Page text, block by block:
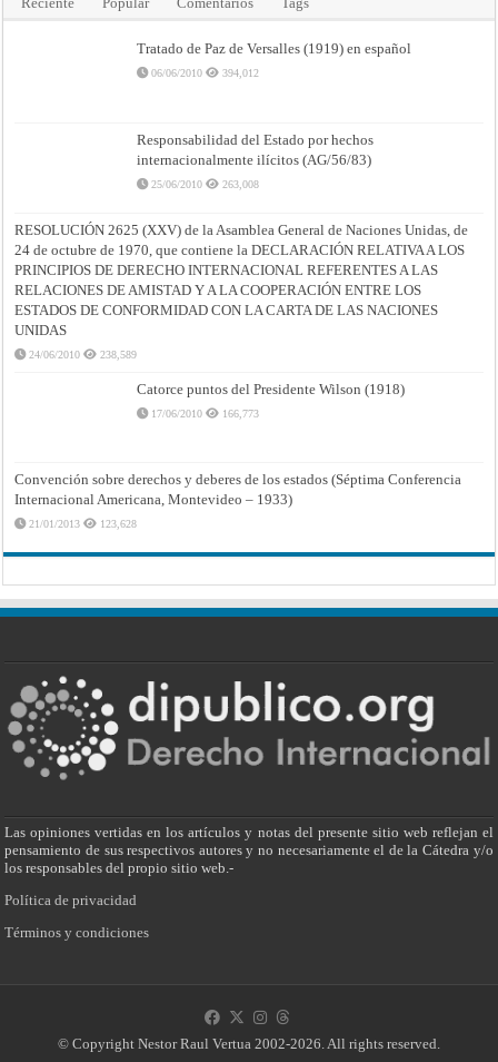
Tratado de Paz de Versalles (1919) en español
06/06/2010 394,012
Responsabilidad del Estado por hechos
internacionalmente ilícitos (AG/56/83)
25/06/2010 263,008
RESOLUCIÓN 2625 (XXV) de la Asamblea General de Naciones Unidas, de
24 de octubre de 1970, que contiene la DECLARACIÓN RELATIVA A LOS
PRINCIPIOS DE DERECHO INTERNACIONAL REFERENTES A LAS
RELACIONES DE AMISTAD Y A LA COOPERACIÓN ENTRE LOS
ESTADOS DE CONFORMIDAD CON LA CARTA DE LAS NACIONES
UNIDAS
24/06/2010 238,589
Catorce puntos del Presidente Wilson (1918)
17/06/2010 166,773
Convención sobre derechos y deberes de los estados (Séptima Conferencia
Internacional Americana, Montevideo – 1933)
21/01/2013 123,628
Las opiniones vertidas en los artículos y notas del presente sitio web reflejan el
pensamiento de sus respectivos autores y no necesariamente el de la Cátedra y/o
los responsables del propio sitio web.-
Política de privacidad
Términos y condiciones
© Copyright Nestor Raul Vertua 2002-2026. All rights reserved.